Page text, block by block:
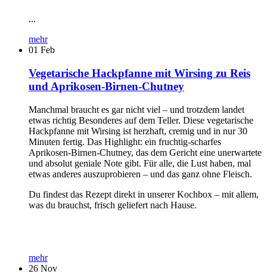
...
mehr
01 Feb
Vegetarische Hackpfanne mit Wirsing zu Reis
und Aprikosen-Birnen-Chutney
Manchmal braucht es gar nicht viel – und trotzdem landet
etwas richtig Besonderes auf dem Teller. Diese vegetarische
Hackpfanne mit Wirsing ist herzhaft, cremig und in nur 30
Minuten fertig. Das Highlight: ein fruchtig-scharfes
Aprikosen-Birnen-Chutney, das dem Gericht eine unerwartete
und absolut geniale Note gibt. Für alle, die Lust haben, mal
etwas anderes auszuprobieren – und das ganz ohne Fleisch.
Du findest das Rezept direkt in unserer Kochbox – mit allem,
was du brauchst, frisch geliefert nach Hause.
mehr
26 Nov